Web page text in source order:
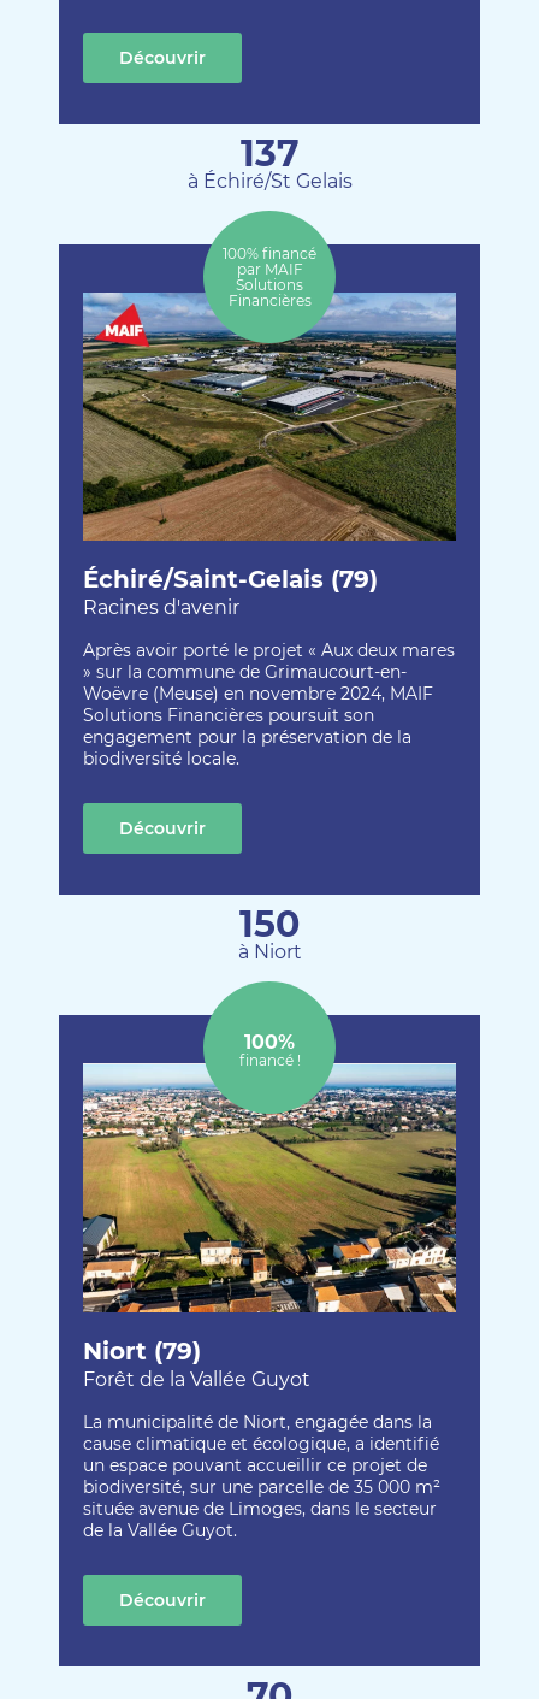
Découvrir
137
à Échiré/St Gelais
Échiré/Saint-Gelais (79)
Racines d'avenir
Après avoir porté le projet « Aux deux mares
» sur la commune de Grimaucourt-en-
Woëvre (Meuse) en novembre 2024, MAIF
Solutions Financières poursuit son
engagement pour la préservation de la
biodiversité locale.
100% financé
par MAIF
Solutions
Financières
Découvrir
150
à Niort
Niort (79)
Forêt de la Vallée Guyot
La municipalité de Niort, engagée dans la
cause climatique et écologique, a identifié
un espace pouvant accueillir ce projet de
biodiversité, sur une parcelle de 35 000 m²
située avenue de Limoges, dans le secteur
de la Vallée Guyot.
100%
financé !
Découvrir